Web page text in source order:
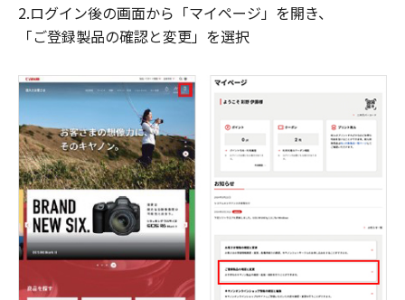
2.ログイン後の画面から「マイページ」を開き、
「ご登録製品の確認と変更」を選択